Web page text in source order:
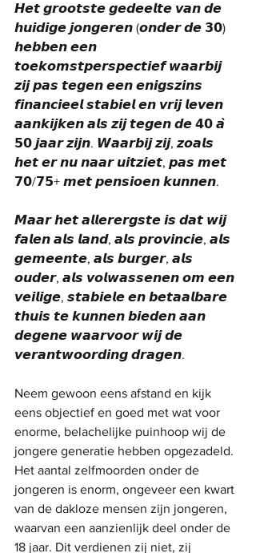
𝙃𝙚𝙩 𝙜𝙧𝙤𝙤𝙩𝙨𝙩𝙚 𝙜𝙚𝙙𝙚𝙚𝙡𝙩𝙚 𝙫𝙖𝙣 𝙙𝙚
𝙝𝙪𝙞𝙙𝙞𝙜𝙚 𝙟𝙤𝙣𝙜𝙚𝙧𝙚𝙣 (𝙤𝙣𝙙𝙚𝙧 𝙙𝙚 𝟯𝟬)
𝙝𝙚𝙗𝙗𝙚𝙣 𝙚𝙚𝙣
𝙩𝙤𝙚𝙠𝙤𝙢𝙨𝙩𝙥𝙚𝙧𝙨𝙥𝙚𝙘𝙩𝙞𝙚𝙛 𝙬𝙖𝙖𝙧𝙗𝙞𝙟
𝙯𝙞𝙟 𝙥𝙖𝙨 𝙩𝙚𝙜𝙚𝙣 𝙚𝙚𝙣 𝙚𝙣𝙞𝙜𝙨𝙯𝙞𝙣𝙨
𝙛𝙞𝙣𝙖𝙣𝙘𝙞𝙚𝙚𝙡 𝙨𝙩𝙖𝙗𝙞𝙚𝙡 𝙚𝙣 𝙫𝙧𝙞𝙟 𝙡𝙚𝙫𝙚𝙣
𝙖𝙖𝙣𝙠𝙞𝙟𝙠𝙚𝙣 𝙖𝙡𝙨 𝙯𝙞𝙟 𝙩𝙚𝙜𝙚𝙣 𝙙𝙚 𝟰𝟬 𝙖̀
𝟱𝟬 𝙟𝙖𝙖𝙧 𝙯𝙞𝙟𝙣. 𝙒𝙖𝙖𝙧𝙗𝙞𝙟 𝙯𝙞𝙟, 𝙯𝙤𝙖𝙡𝙨
𝙝𝙚𝙩 𝙚𝙧 𝙣𝙪 𝙣𝙖𝙖𝙧 𝙪𝙞𝙩𝙯𝙞𝙚𝙩, 𝙥𝙖𝙨 𝙢𝙚𝙩
𝟳𝟬/𝟳𝟱+ 𝙢𝙚𝙩 𝙥𝙚𝙣𝙨𝙞𝙤𝙚𝙣 𝙠𝙪𝙣𝙣𝙚𝙣.
𝙈𝙖𝙖𝙧 𝙝𝙚𝙩 𝙖𝙡𝙡𝙚𝙧𝙚𝙧𝙜𝙨𝙩𝙚 𝙞𝙨 𝙙𝙖𝙩 𝙬𝙞𝙟
𝙛𝙖𝙡𝙚𝙣 𝙖𝙡𝙨 𝙡𝙖𝙣𝙙, 𝙖𝙡𝙨 𝙥𝙧𝙤𝙫𝙞𝙣𝙘𝙞𝙚, 𝙖𝙡𝙨
𝙜𝙚𝙢𝙚𝙚𝙣𝙩𝙚, 𝙖𝙡𝙨 𝙗𝙪𝙧𝙜𝙚𝙧, 𝙖𝙡𝙨
𝙤𝙪𝙙𝙚𝙧, 𝙖𝙡𝙨 𝙫𝙤𝙡𝙬𝙖𝙨𝙨𝙚𝙣𝙚𝙣 𝙤𝙢 𝙚𝙚𝙣
𝙫𝙚𝙞𝙡𝙞𝙜𝙚, 𝙨𝙩𝙖𝙗𝙞𝙚𝙡𝙚 𝙚𝙣 𝙗𝙚𝙩𝙖𝙖𝙡𝙗𝙖𝙧𝙚
𝙩𝙝𝙪𝙞𝙨 𝙩𝙚 𝙠𝙪𝙣𝙣𝙚𝙣 𝙗𝙞𝙚𝙙𝙚𝙣 𝙖𝙖𝙣
𝙙𝙚𝙜𝙚𝙣𝙚 𝙬𝙖𝙖𝙧𝙫𝙤𝙤𝙧 𝙬𝙞𝙟 𝙙𝙚
𝙫𝙚𝙧𝙖𝙣𝙩𝙬𝙤𝙤𝙧𝙙𝙞𝙣𝙜 𝙙𝙧𝙖𝙜𝙚𝙣.
Neem gewoon eens afstand en kijk
eens objectief en goed met wat voor
enorme, belachelijke puinhoop wij de
jongere generatie hebben opgezadeld.
Het aantal zelfmoorden onder de
jongeren is enorm, ongeveer een kwart
van de dakloze mensen zijn jongeren,
waarvan een aanzienlijk deel onder de
18 jaar. Dit verdienen zij niet, zij